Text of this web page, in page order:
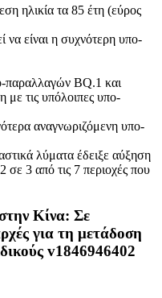
ηλικία τα 85 έτη (εύρος
είναι η συχνότερη υπο-
παραλλαγών ΒQ.1 και
τις υπόλοιπες υπο-
αναγνωριζόμενη υπο-
λύματα έδειξε αύξηση
3 από τις 7 περιοχές που